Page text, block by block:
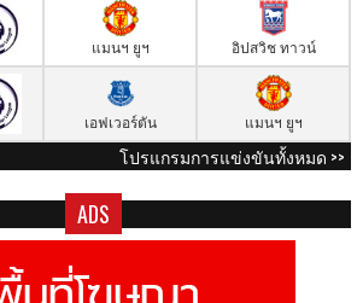
แมนฯ ยูฯ อิปสวิช ทาวน์
เอฟเวอร์ตัน แมนฯ ยูฯ
โปรแกรมการแข่งขันทั้งหมด >>
ADS